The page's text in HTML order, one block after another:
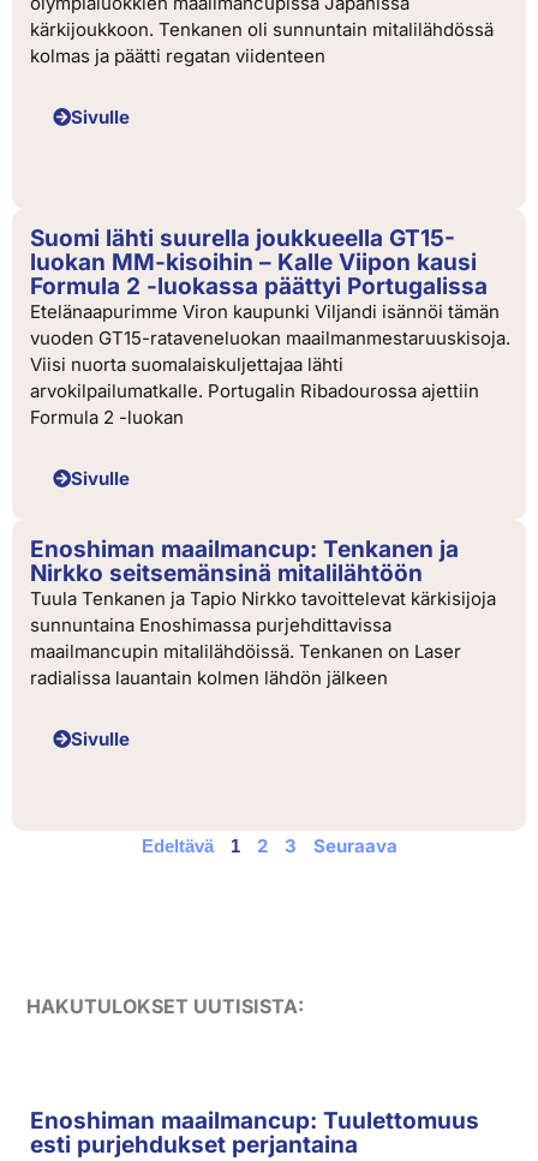
kärkijoukkoon. Tenkanen oli sunnuntain mitalilähdössä
kolmas ja päätti regatan viidenteen
Sivulle
Suomi lähti suurella joukkueella GT15-
luokan MM-kisoihin – Kalle Viipon kausi
Formula 2 -luokassa päättyi Portugalissa
Etelänaapurimme Viron kaupunki Viljandi isännöi tämän
vuoden GT15-rataveneluokan maailmanmestaruuskisoja.
Viisi nuorta suomalaiskuljettajaa lähti
arvokilpailumatkalle. Portugalin Ribadourossa ajettiin
Formula 2 -luokan
Sivulle
Enoshiman maailmancup: Tenkanen ja
Nirkko seitsemänsinä mitalilähtöön
Tuula Tenkanen ja Tapio Nirkko tavoittelevat kärkisijoja
sunnuntaina Enoshimassa purjehdittavissa
maailmancupin mitalilähdöissä. Tenkanen on Laser
radialissa lauantain kolmen lähdön jälkeen
Sivulle
Edeltävä 1 2 3 Seuraava
HAKUTULOKSET UUTISISTA:
Enoshiman maailmancup: Tuulettomuus
esti purjehdukset perjantaina